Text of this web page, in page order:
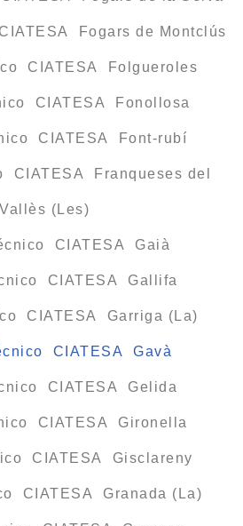
Fogars de Montclús
CIATESA Folgueroles
CIATESA Fonollosa
CIATESA Font-rubí
CIATESA Franqueses del
Vallès (Les)
CIATESA Gaià
CIATESA Gallifa
CIATESA Garriga (La)
CIATESA Gavà
CIATESA Gelida
CIATESA Gironella
CIATESA Gisclareny
CIATESA Granada (La)